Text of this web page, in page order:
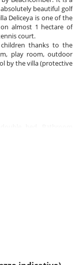
beautiful golf
Deliceya is one of the
almost 1 hectare of
court.
thanks to the
play room, outdoor
by the villa (protective
bed. Bathroom
bed. Bathroom
bed. Bathroom